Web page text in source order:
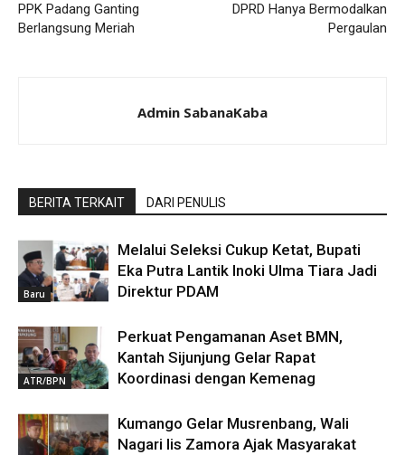
PPK Padang Ganting
Berlangsung Meriah
DPRD Hanya Bermodalkan
Pergaulan
Admin SabanaKaba
BERITA TERKAIT DARI PENULIS
Baru
Melalui Seleksi Cukup Ketat, Bupati
Eka Putra Lantik Inoki Ulma Tiara Jadi
Direktur PDAM
ATR/BPN
Perkuat Pengamanan Aset BMN,
Kantah Sijunjung Gelar Rapat
Koordinasi dengan Kemenag
Kumango Gelar Musrenbang, Wali
Nagari Iis Zamora Ajak Masyarakat